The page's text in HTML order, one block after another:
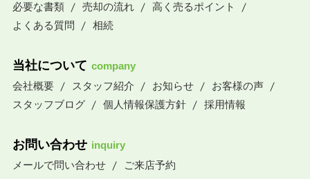
必要な書類
売却の流れ
高く売るポイント
よくある質問
相続
当社について company
会社概要
スタッフ紹介 お知らせ
お客様の声
スタッフブログ
個人情報保護方針 採用情報
お問い合わせ inquiry
メールで問い合わせ
ご来店予約